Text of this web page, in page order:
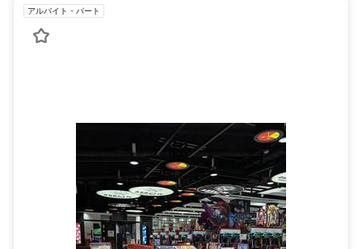
アルバイト・パート